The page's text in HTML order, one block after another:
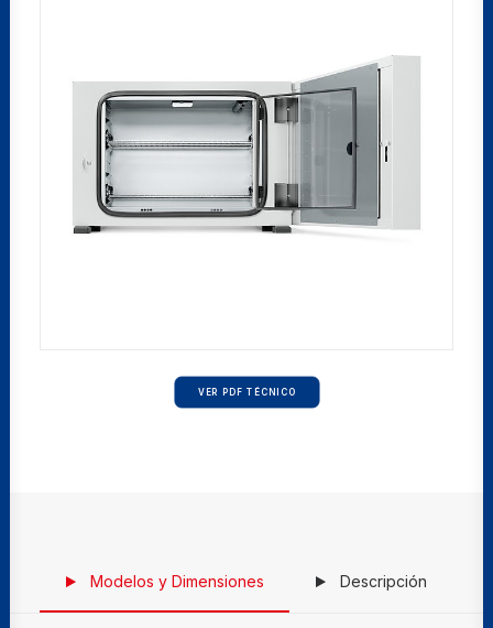
VER PDF TÉCNICO
Modelos y Dimensiones Descripción